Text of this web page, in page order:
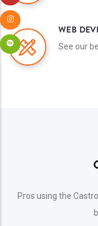
WEB
See our
Pros using the